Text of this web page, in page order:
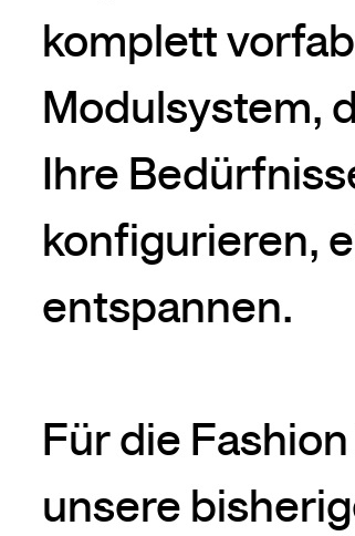
komplett
Modulsystem,
Ihre
konfigurieren,
entspannen.
Für die
unsere